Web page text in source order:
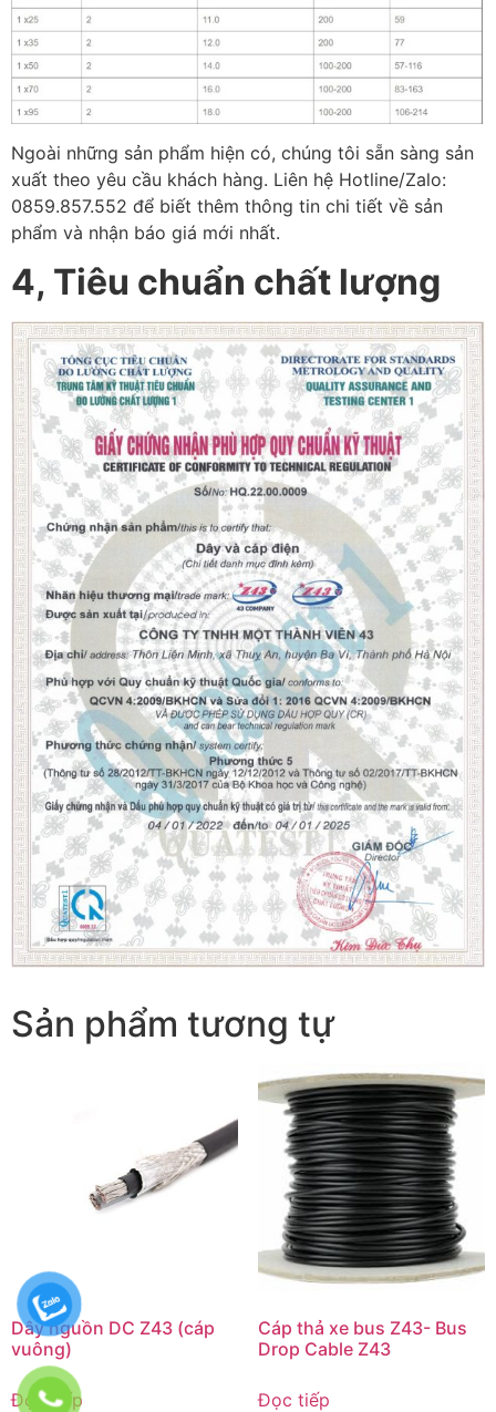
Ngoài những sản phẩm hiện có, chúng tôi sẵn sàng sản
xuất theo yêu cầu khách hàng. Liên hệ Hotline/Zalo:
0859.857.552 để biết thêm thông tin chi tiết về sản
phẩm và nhận báo giá mới nhất.
4, Tiêu chuẩn chất lượng
Sản phẩm tương tự
Dây nguồn DC Z43 (cáp
vuông)
Đọc tiếp
Cáp thả xe bus Z43- Bus
Drop Cable Z43
Đọc tiếp